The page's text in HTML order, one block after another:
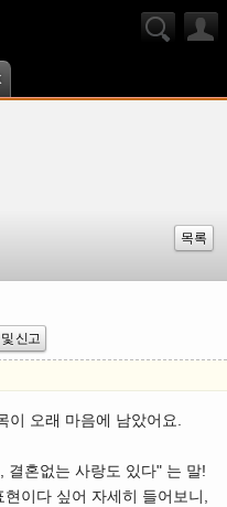
목록
신고
이 오래 마음에 남았어요.
결혼없는 사랑도 있다" 는 말!
이다 싶어 자세히 들어보니,